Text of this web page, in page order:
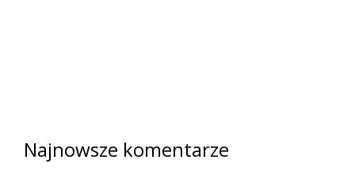
Najnowsze komentarze